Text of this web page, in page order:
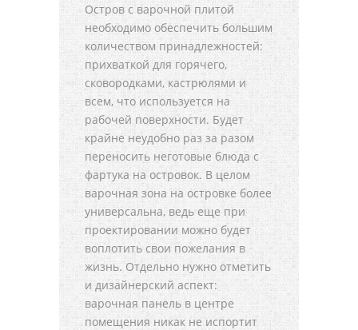
Остров с варочной плитой
необходимо обеспечить большим
количеством принадлежностей:
прихваткой для горячего,
сковородками, кастрюлями и
всем, что используется на
рабочей поверхности. Будет
крайне неудобно раз за разом
переносить неготовые блюда с
фартука на островок. В целом
варочная зона на островке более
универсальна, ведь еще при
проектировании можно будет
воплотить свои пожелания в
жизнь. Отдельно нужно отметить
и дизайнерский аспект:
варочная панель в центре
помещения никак не испортит